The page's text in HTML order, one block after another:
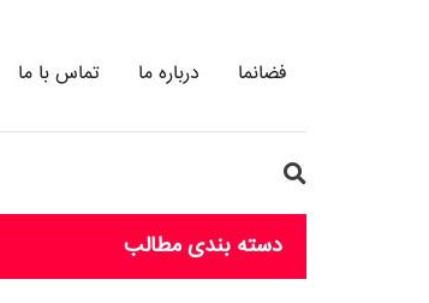
فضانما درباره ما تماس با ما
دسته بندی مطالب